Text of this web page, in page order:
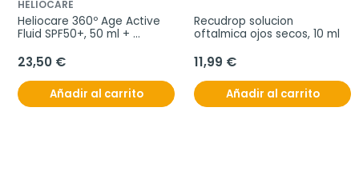
HELIOCARE
Heliocare 360º Age Active
Fluid SPF50+, 50 ml +
Hyaluboost Serum
23,50 €
Añadir al carrito
Recudrop solucion
oftalmica ojos secos, 10 ml
11,99 €
Añadir al carrito